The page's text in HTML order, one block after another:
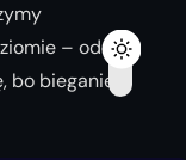
– od
bo bieganie